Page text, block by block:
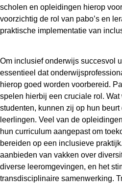
scholen en opleidingen hierop
voorzichtig de rol van pabo’s en
praktische implementatie van
Om inclusief onderwijs succesvol
essentieel dat
hierop goed worden voorbereid.
spelen hierbij een cruciale rol.
studenten, kunnen zij op hun
leerlingen. Veel van de
hun curriculum aangepast om
bereiden op een inclusieve
aanbieden van vakken over
diverse leeromgevingen, en het
transdisciplinaire samenwerking.